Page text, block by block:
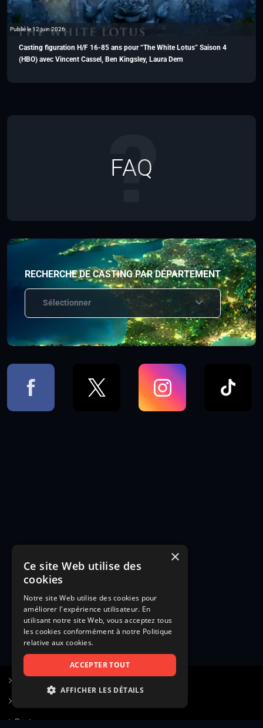
Publié le 12 juin 2026
Casting figuration H/F 16-85 ans pour “The White Lotus” Saison 4
(HBO) avec Vincent Cassel, Ben Kingsley, Laura Dern
FAQ
RECHERCHE DE CASTING PAR DÉPARTEMENT
Sélectionner
Poster une annonce
×
Ce site Web utilise des
cookies
Notre site Web utilise des cookies pour
améliorer l'expérience utilisateur. En
utilisant notre site Web, vous acceptez tous
les cookies conformément à notre Politique
relative aux cookies.
ACCEPTER TOUT
AFFICHER LES DÉTAILS